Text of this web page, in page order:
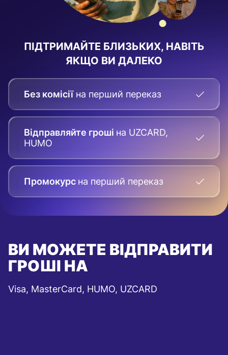
ПІДТРИМАЙТЕ БЛИЗЬКИХ, НАВІТЬ
ЯКЩО ВИ ДАЛЕКО
Без комісії на перший переказ
Відправляйте гроші на UZCARD,
HUMO
Промокурс на перший переказ
ВИ МОЖЕТЕ ВІДПРАВИТИ
ГРОШІ НА
Visa, MasterCard, HUMO, UZCARD